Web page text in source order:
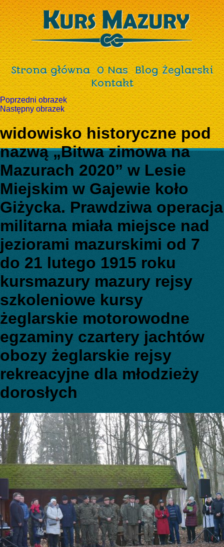
Strona główna O Nas
Blog Żeglarski
Kontakt
Poprzedni obrazek
Następny obrazek
widowisko historyczne pod
nazwą „Bitwa zimowa na
Mazurach 2020” w Lesie
Miejskim w Gajewie koło
Giżycka. Prawdziwa operacja
militarna miała miejsce nad
jeziorami mazurskimi od 7
do 21 lutego 1915 roku
kursmazury mazury rejsy
szkoleniowe kursy
żeglarskie motorowodne
egzaminy czartery jachtów
obozy żeglarskie rejsy
rekreacyjne dla młodzieży
dorosłych